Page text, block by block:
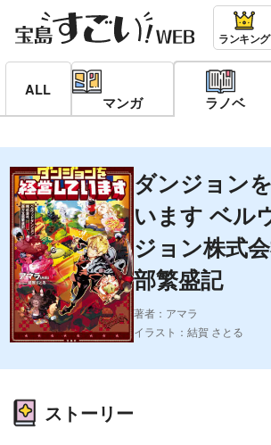
ランキング
ALL
マンガ ラノベ
ダンジョン
います ベル
ジョン株式
部繁盛記
著者：アマラ
イラスト：結賀 さとる
ストーリー